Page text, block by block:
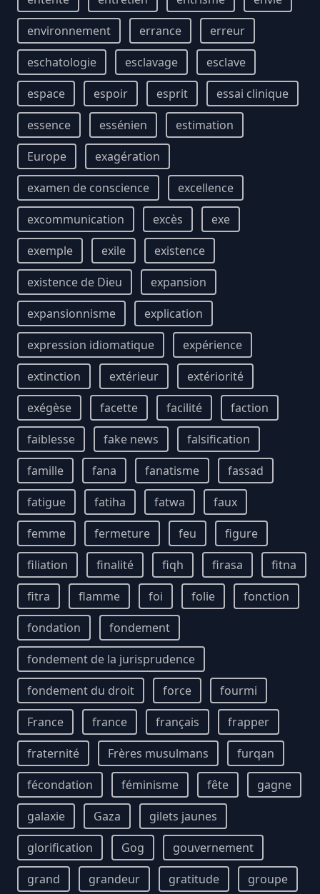
environnement
errance
erreur
eschatologie
esclavage
esclave
espace
espoir esprit
essai clinique
essence
essénien
estimation
Europe
exagération
examen de conscience
excellence
excommunication
excès
exe
exemple
exile
existence
existence de Dieu
expansion
expansionnisme
explication
expression idiomatique
expérience
extinction
extérieur
extériorité
exégèse
facette facilité
faction
faiblesse
fake news
falsification
famille
fana fanatisme
fassad
fatigue
fatiha fatwa
faux
femme
fermeture feu
figure
filiation
finalité fiqh firasa
fitna
fitra
flamme foi folie
fonction
fondation
fondement
fondement de la jurisprudence
fondement du droit
force
fourmi
France
france français
frapper
fraternité
Frères musulmans
furqan
fécondation
féminisme fête
gagne
galaxie
Gaza
gilets jaunes
glorification
Gog
gouvernement
grand
grandeur gratitude groupe